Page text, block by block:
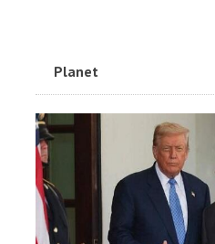
Planet